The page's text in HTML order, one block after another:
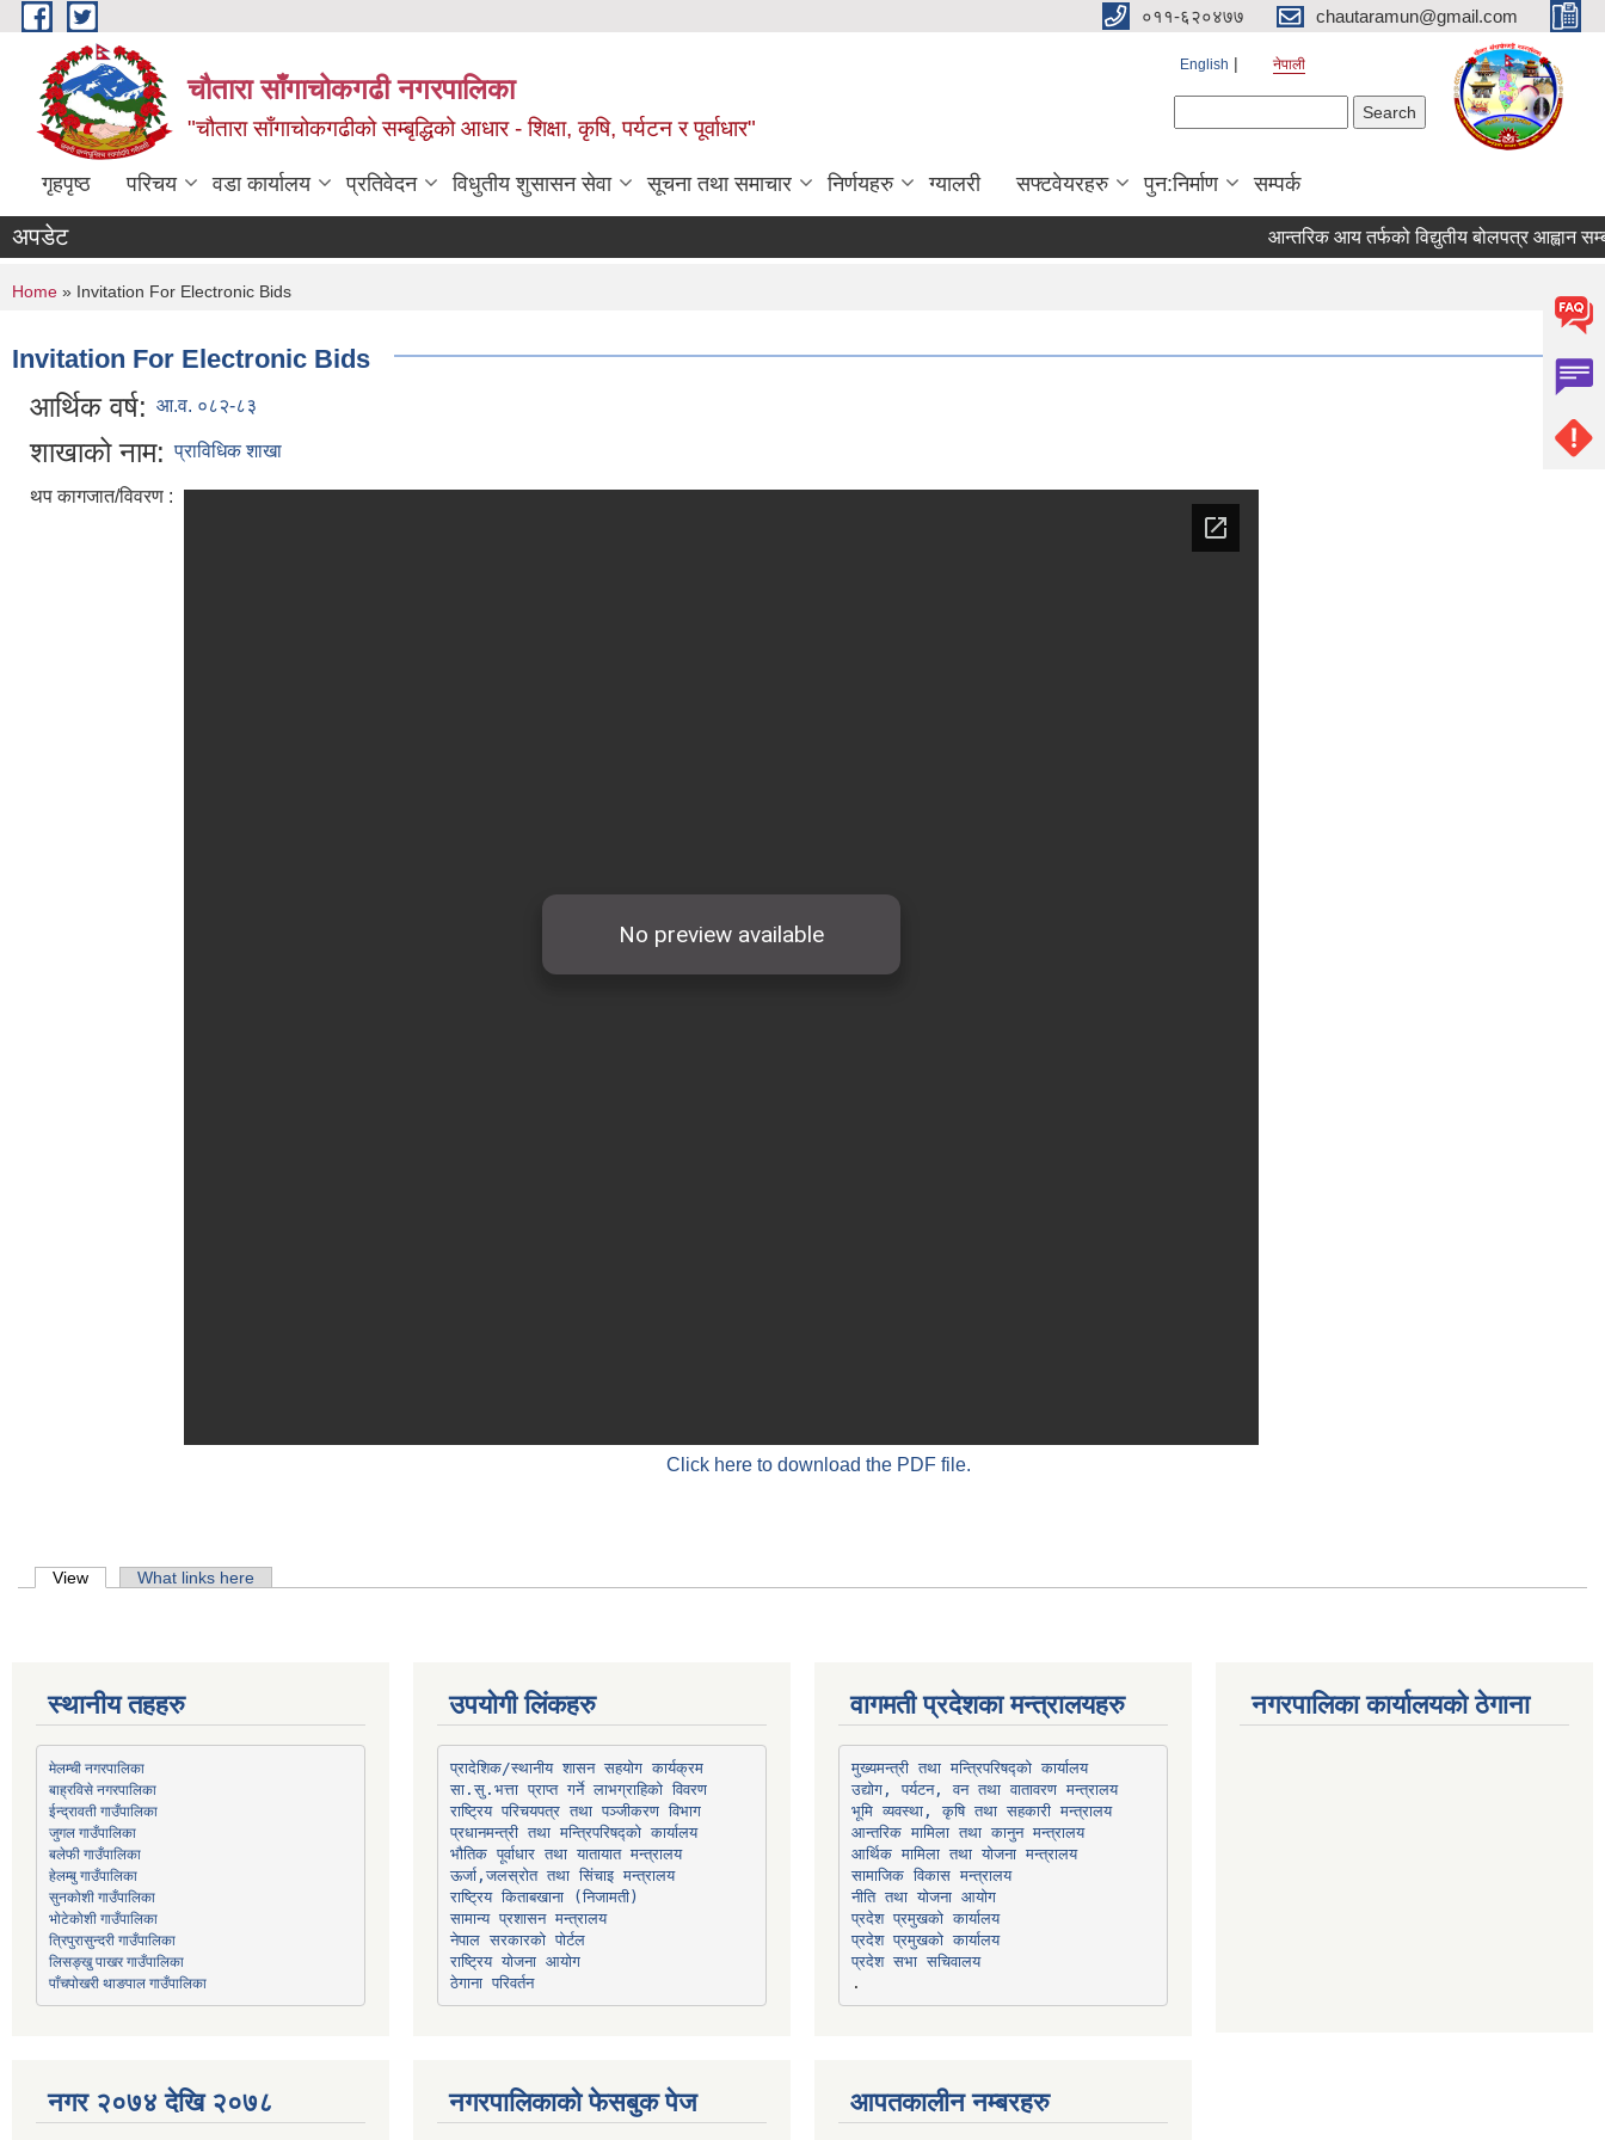
Skip to main content ०११-६२०४७७ chautaramun@gmail.com
चौतारा साँगाचोकगढी नगरपालिका
"चौतारा साँगाचोकगढीको सम्बृद्धिको आधार - शिक्षा, कृषि, पर्यटन र पूर्वाधार"
English नेपाली
गृहपृष्ठ परिचय वडा कार्यालय प्रतिवेदन विधुतीय शुसासन सेवा सूचना तथा समाचार निर्णयहरु ग्यालरी सफ्टवेयरहरु पुन:निर्माण सम्पर्क
अपडेट आन्तरिक आय तर्फको विद्युतीय बोलपत्र आह्वान
You are here
Home » Invitation For Electronic Bids
Invitation For Electronic Bids
आर्थिक वर्ष: आ.व. ०८२-८३
शाखाको नाम: प्राविधिक शाखा
थप कागजात/विवरण :
Click here to download the PDF file.
Primary tabs
View (active tab)What links here
स्थानीय तहहरु
मेलम्ची नगरपालिका
बाह्रविसे नगरपालिका
ईन्द्रावती गाउँपालिका
जुगल गाउँपालिका
बलेफी गाउँपालिका
हेलम्बु गाउँपालिका
सुनकोशी गाउँपालिका
भोटेकोशी गाउँपालिका
त्रिपुरासुन्दरी गाउँपालिका
लिसङ्खु पाखर गाउँपालिका
पाँचपोखरी थाङपाल गाउँपालिका
नगर २०७४ देखि २०७८
उपयोगी लिंकहरु
प्रादेशिक/स्थानीय शासन सहयोग कार्यक्रम
सा.सु.भत्ता प्राप्त गर्ने लाभग्राहिको विवरण
राष्ट्रिय परिचयपत्र तथा पञ्‍जीकरण विभाग
प्रधानमन्त्री तथा मन्त्रिपरिषद्को कार्यालय
भौतिक पूर्वाधार तथा यातायात मन्त्रालय
ऊर्जा,जलस्रोत तथा सिंचाइ मन्त्रालय
सामान्य प्रशासन मन्त्रालय
नेपाल सरकारको पोर्टल
राष्ट्रिय योजना आयोग
ठेगाना परिवर्तन
नगरपालिकाको फेसबुक पेज
वागमती प्रदेशका मन्त्रालयहरु
मुख्यमन्त्री तथा मन्त्रिपरिषद्को कार्यालय
उद्योग, पर्यटन, वन तथा वातावरण मन्त्रालय
भूमि व्यवस्था, कृषि तथा सहकारी मन्त्रालय
आन्तरिक मामिला तथा कानुन मन्त्रालय
आर्थिक मामिला तथा योजना मन्त्रालय
सामाजिक विकास मन्त्रालय
नीति तथा योजना आयोग
प्रदेश प्रमुखको कार्यालय
प्रदेश प्रमुखको कार्यालय
प्रदेश सभा सचिवालय
आपतकालीन नम्बरहरु
नगरपालिका कार्यालयको ठेगाना